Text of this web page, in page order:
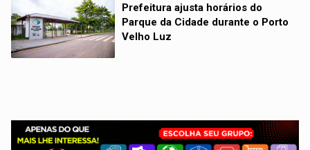
Prefeitura ajusta horários do
Parque da Cidade durante o Porto
Velho Luz